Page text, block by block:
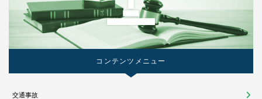
コンテンツメニュー
交通事故